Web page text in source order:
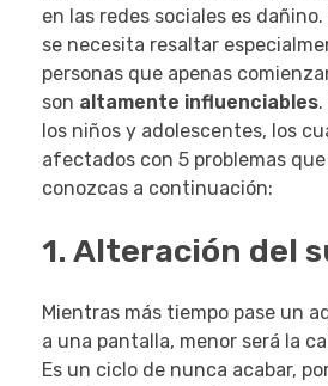
en las redes sociales es
se necesita resaltar
personas que apenas
son altamente influenciables
los niños y adolescentes, los
afectados con 5 problemas
conozcas a continuación:
1. Alteración del
Mientras más tiempo pase un
a una pantalla, menor será la
Es un ciclo de nunca acabar,